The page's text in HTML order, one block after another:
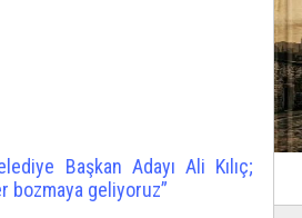
Başkan Adayı Ali Kılıç;
bozmaya geliyoruz”